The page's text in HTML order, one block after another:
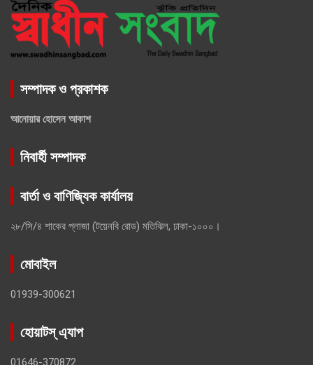
সম্পাদক ও প্রকাশক
আনোয়ার হোসেন আকাশ
নিবার্হী সম্পাদক
বার্তা ও বাণিজ্যিক কার্যালয়
২৮/সি/৪ শাকের প্লাজা (টয়েনবি রোড) মতিঝিল, ঢাকা-১০০০।
মোবাইল
01939-300621
হোয়াটস্ এ্যাপ
01646-370872